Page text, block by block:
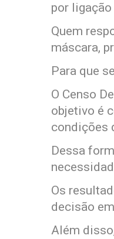
por
Quem
máscara,
Para que
O Censo
objetivo é
condições
Dessa
Os
decisão
Além